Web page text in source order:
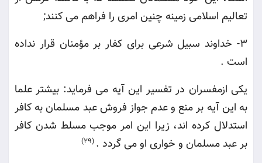
تعالیم اسلامی زمینه چنین امری را فراهم می کنند;
3- خداوند سبیل شرعی برای کفار بر مؤمنان قرار نداده
است .
یکی ازمفسران در تفسیر این آیه می فرماید: بیشتر علما
به این آیه بر منع و عدم جواز فروش عبد مسلمان به کافر
استدلال کرده اند، زیرا این امر موجب مسلط شدن کافر
بر عبد مسلمان و خواری او می گردد .
(29)